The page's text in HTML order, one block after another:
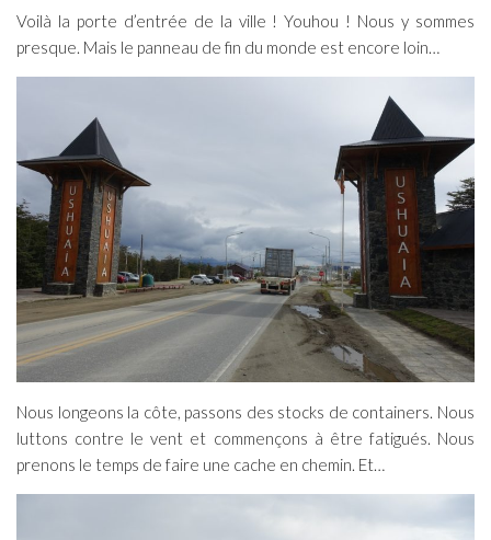
Voilà la porte d’entrée de la ville ! Youhou ! Nous y sommes
presque. Mais le panneau de fin du monde est encore loin…
Nous longeons la côte, passons des stocks de containers. Nous
luttons contre le vent et commençons à être fatigués. Nous
prenons le temps de faire une cache en chemin. Et…